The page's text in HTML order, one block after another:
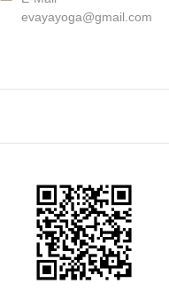
evayayoga@gmail.com